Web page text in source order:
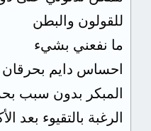
للقولون والبطن
ما نفعني بشيء
احساس دايم بحرقان
المبكر بدون سبب
الرغبة بالتقيوء